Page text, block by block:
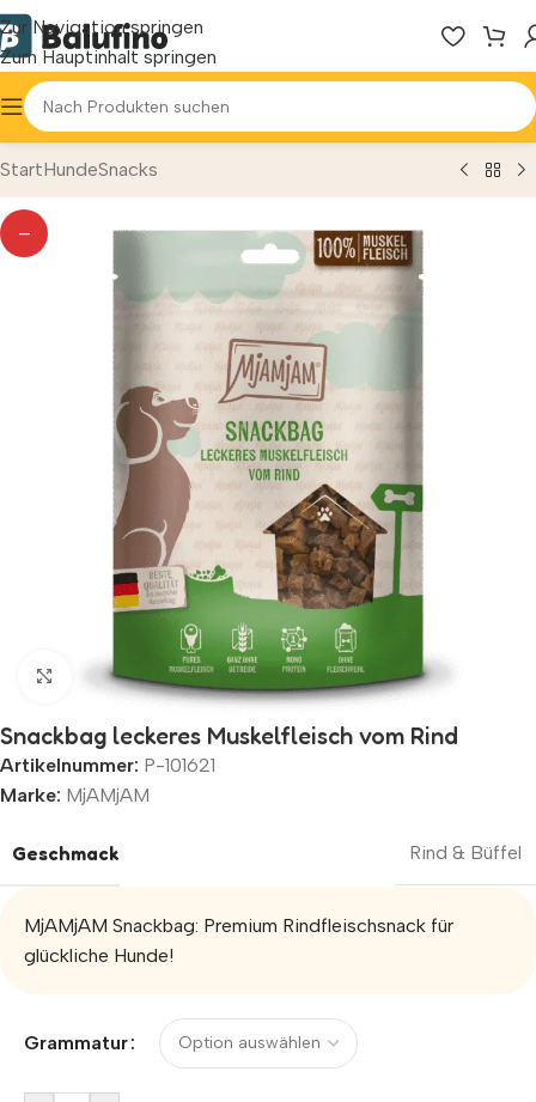
Zur Navigation springen
Zum Hauptinhalt springen
StartHundeSnacks
—
Zum Vergrößern klicken
Snackbag leckeres Muskelfleisch vom Rind
Artikelnummer: P-101621
Marke: MjAMjAM
Geschmack Rind & Büffel
MjAMjAM Snackbag: Premium Rindfleischsnack für
glückliche Hunde!
Grammatur
Alternative: